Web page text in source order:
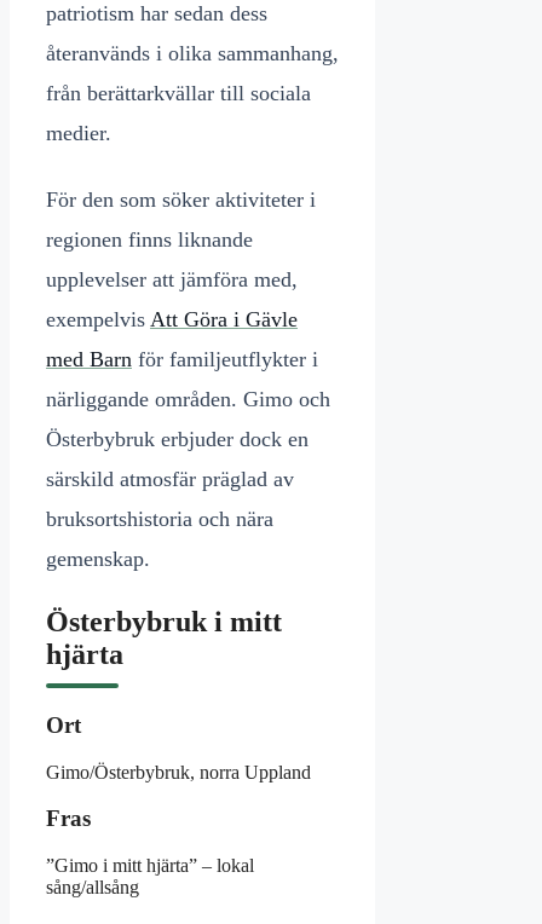
patriotism har sedan dess
återanvänds i olika sammanhang,
från berättarkvällar till sociala
medier.
För den som söker aktiviteter i
regionen finns liknande
upplevelser att jämföra med,
exempelvis Att Göra i Gävle
med Barn för familjeutflykter i
närliggande områden. Gimo och
Österbybruk erbjuder dock en
särskild atmosfär präglad av
bruksortshistoria och nära
gemenskap.
Österbybruk i mitt
hjärta
Ort
Gimo/Österbybruk, norra Uppland
Fras
”Gimo i mitt hjärta” – lokal
sång/allsång